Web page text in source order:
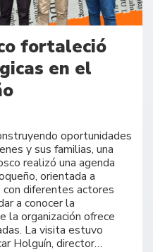
fortaleció
en el
oportunidades
y sus familias, una
realizó una agenda
orientada a
diferentes actores
a conocer la
la organización ofrece
La visita estuvo
Holguín, director…